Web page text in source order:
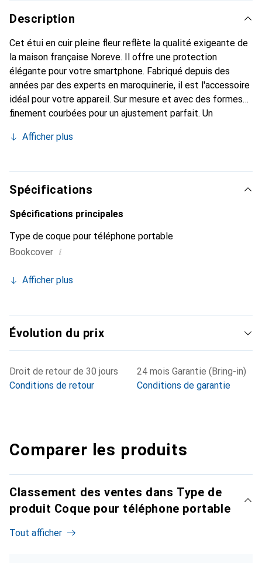
Description
Cet étui en cuir pleine fleur reflète la qualité exigeante de
la maison française Noreve. Il offre une protection
élégante pour votre smartphone. Fabriqué depuis des
années par des experts en maroquinerie, il est l'accessoire
idéal pour votre appareil. Sur mesure et avec des formes
finement courbées pour un ajustement parfait. Un
smartphone. La marque Noreve est reconnue
constitue toujours un excellent choix pour le client
exigeant.
Afficher plus
Spécifications
Spécifications principales
Type de coque pour téléphone portable
Bookcover i
Afficher plus
Évolution du prix
Droit de retour de 30 jours
Conditions de retour
24 mois Garantie (Bring-in)
Conditions de garantie
Comparer les produits
Classement des ventes dans Type de
produit Coque pour téléphone portable
Tout afficher